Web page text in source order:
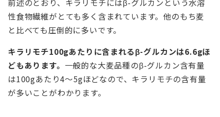
性食物繊維がとても多く含まれています。他のもち麦
と比べても圧倒的に多いです。
キラリモチ100gあたりに含まれるβ-グルカンは6.6gほ
どもあります。 一般的な大麦品種のβ-グルカン含有量
は100gあたり4～5gほどなので、キラリモチの含有量
が多いことがわかります。